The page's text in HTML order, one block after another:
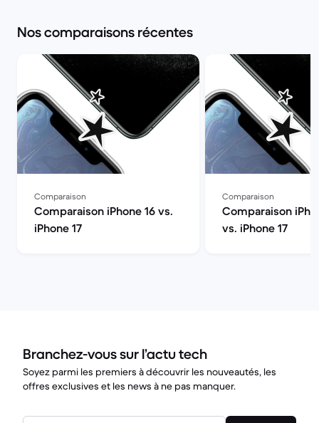
Nos comparaisons récentes
Comparaison
Comparaison iPhone 16 vs.
iPhone 17
Comparaison
Comparaison
vs. iPhone 17
Branchez-vous sur l’actu tech
Soyez parmi les premiers à découvrir les nouveautés, les
offres exclusives et les news à ne pas manquer.